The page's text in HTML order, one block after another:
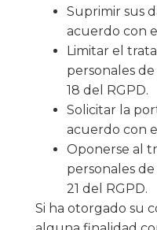
Suprimir sus
acuerdo con
Limitar el
personales
18 del RGPD.
Solicitar la
acuerdo con
Oponerse al
personales
21 del RGPD.
Si ha otorgado su